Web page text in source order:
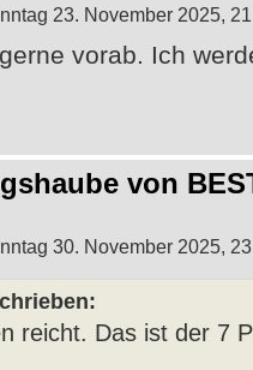
23. November 2025,
vorab. Ich
von
30. November 2025,
reicht. Das ist der 7